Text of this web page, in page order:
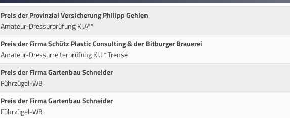
Preis der Provinzial Versicherung Philipp Gehlen
Amateur-Dressurprüfung Kl.A**
Preis der Firma Schütz Plastic Consulting & der Bitburger Brauerei
Amateur-Dressurreiterprüfung Kl.L* Trense
Preis der Firma Gartenbau Schneider
Führzügel-WB
Preis der Firma Gartenbau Schneider
Führzügel-WB